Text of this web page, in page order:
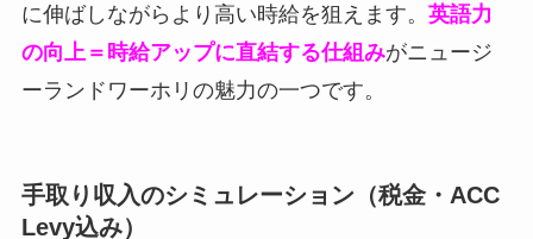
に伸ばしながらより高い時給を狙えます。 英語力
の向上＝時給アップに直結する仕組みがニュージ
ーランドワーホリの魅力の一つです。
手取り収入のシミュレーション（税金・ACC
Levy込み）